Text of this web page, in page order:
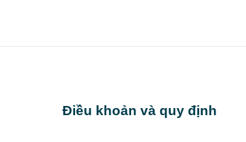
Điều khoản và quy định